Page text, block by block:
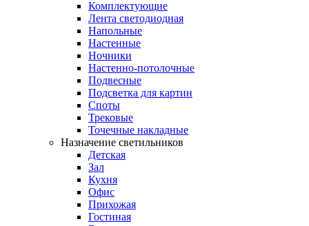
Комплектующие
Лента светодиодная
Напольные
Настенные
Ночники
Настенно-потолочные
Подвесные
Подсветка для картин
Споты
Трековые
Точечные накладные
Назначение светильников
Детская
Зал
Кухня
Офис
Прихожая
Гостиная